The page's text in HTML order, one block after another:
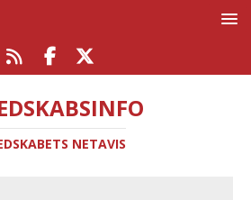
NETAVIS